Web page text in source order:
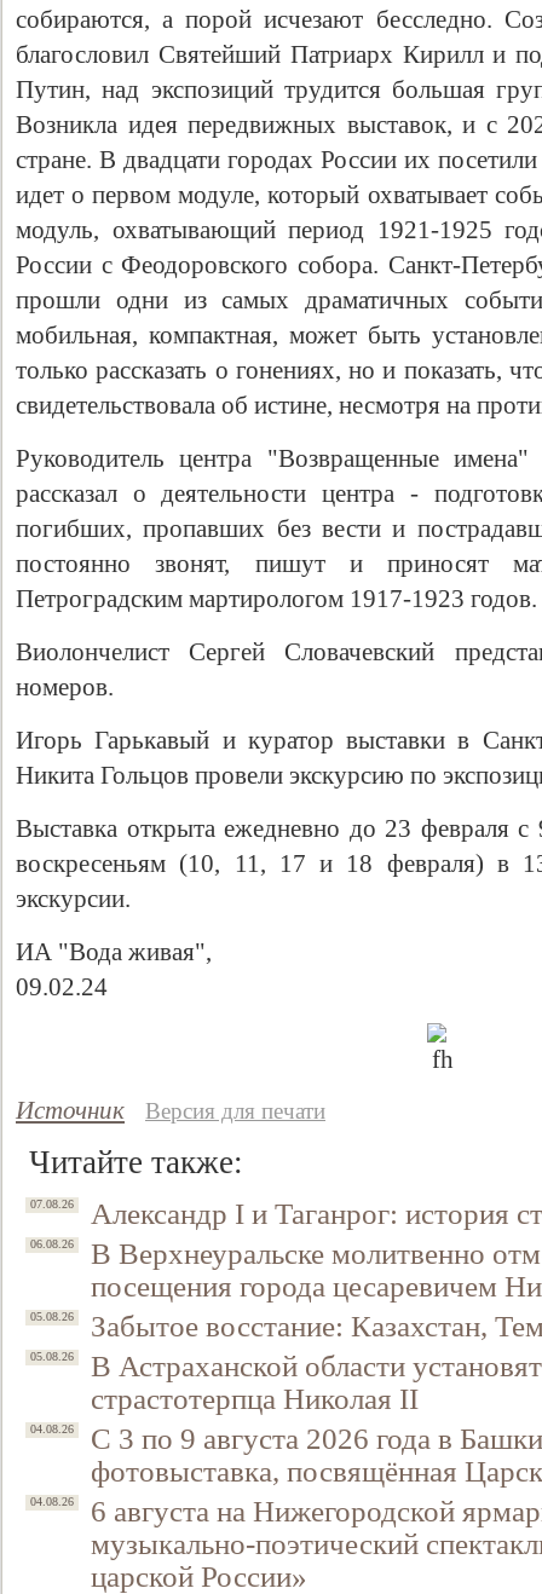
собираются, а порой исчезают бесследно.
благословил Святейший Патриарх Кирилл и
Путин, над экспозиций трудится большая
Возникла идея передвижных выставок, и с
стране. В двадцати городах России их
идет о первом модуле, который охватывает
модуль, охватывающий период 1921-1925
России с Феодоровского собора. Санкт-
прошли одни из самых драматичных
мобильная, компактная, может быть
только рассказать о гонениях, но и показать,
свидетельствовала об истине, несмотря на
Руководитель центра "Возвращенные
рассказал о деятельности центра -
погибших, пропавших без вести и
постоянно звонят, пишут и приносят
Петроградским мартирологом 1917-1923 годов.
Виолончелист Сергей Словачевский
номеров.
Игорь Гарькавый и куратор выставки в
Никита Гольцов провели экскурсию по
Выставка открыта ежедневно до 23 февраля
воскресеньям (10, 11, 17 и 18 февраля) в
экскурсии.
ИА "Вода живая",
09.02.24
Источник Версия для печати
Читайте также:
07.08.26 Александр I и Таганрог: история
06.08.26
В Верхнеуральске молитвенно
посещения города цесаревичем
05.08.26 Забытое восстание: Казахстан,
05.08.26
В Астраханской области
страстотерпца Николая II
04.08.26
С 3 по 9 августа 2026 года в
фотовыставка, посвящённая
04.08.26
6 августа на Нижегородской
музыкально-поэтический
царской России»